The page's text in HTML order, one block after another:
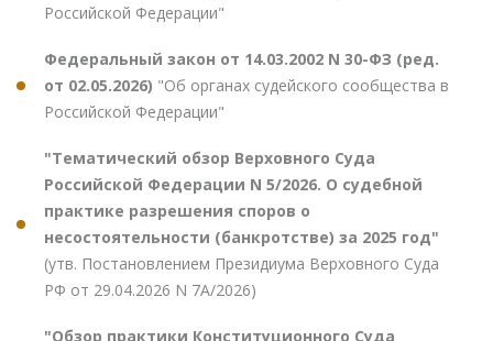
Российской Федерации"
Федеральный закон от 14.03.2002 N 30-ФЗ (ред.
от 02.05.2026) "Об органах судейского сообщества в
Российской Федерации"
"Тематический обзор Верховного Суда
Российской Федерации N 5/2026. О судебной
практике разрешения споров о
несостоятельности (банкротстве) за 2025 год"
(утв. Постановлением Президиума Верховного Суда
РФ от 29.04.2026 N 7А/2026)
"Обзор практики Конституционного Суда